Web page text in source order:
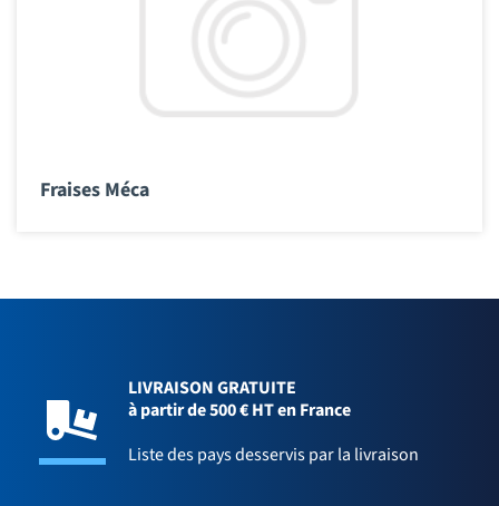
Fraises Méca
LIVRAISON GRATUITE
à partir de 500 € HT en France
Liste des pays desservis par la livraison